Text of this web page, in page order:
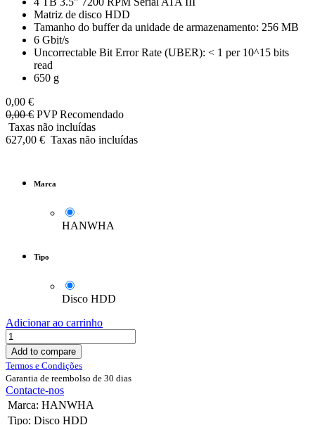
Matriz de disco HDD
Tamanho do buffer da unidade de armazenamento: 256 MB
6 Gbit/s
Uncorrectable Bit Error Rate (UBER): < 1 per 10^15 bits
read
650 g
0,00 €
0,00€ PVP Recomendado
Taxas não incluídas
627,00 € Taxas não incluídas
Marca
HANWHA
Tipo
Disco HDD
Adicionar ao carrinho
Add to compare
Termos e Condições
Garantia de reembolso de 30 dias
Contacte-nos
Marca: HANWHA
Tipo: Disco HDD